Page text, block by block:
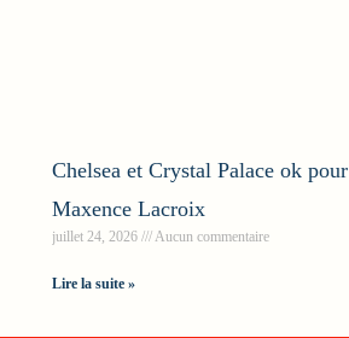
Chelsea et Crystal Palace ok pour
Maxence Lacroix
juillet 24, 2026 Aucun commentaire
Lire la suite »